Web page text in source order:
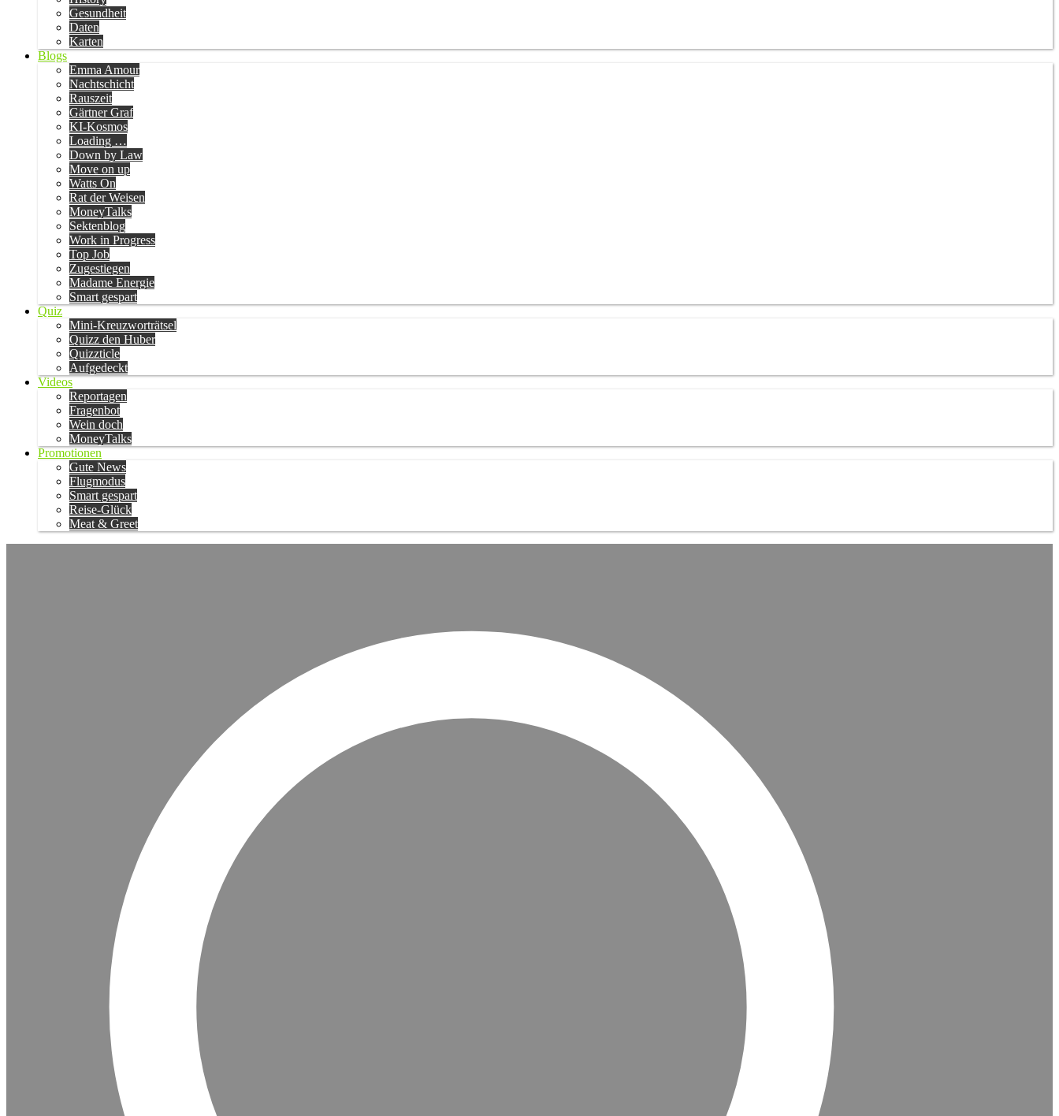
Gesundheit
Daten
Karten
Blogs
Emma Amour
Nachtschicht
Rauszeit
Gärtner Graf
KI-Kosmos
Loading …
Down by Law
Move on up
Watts On
Rat der Weisen
MoneyTalks
Sektenblog
Work in Progress
Top Job
Zugestiegen
Madame Energie
Smart gespart
Quiz
Mini-Kreuzworträtsel
Quizz den Huber
Quizzticle
Aufgedeckt
Videos
Reportagen
Fragenbot
Wein doch
MoneyTalks
Promotionen
Gute News
Flugmodus
Smart gespart
Reise-Glück
Meat & Greet